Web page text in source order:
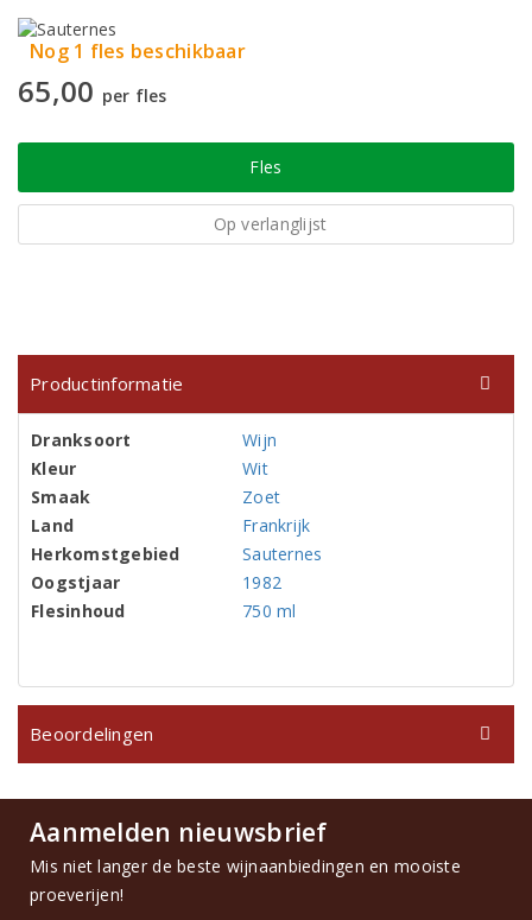
Nog 1 fles beschikbaar
65,00 per fles
Fles
Op verlanglijst
Productinformatie
Dranksoort
Wijn
Kleur
Wit
Smaak
Zoet
Land
Frankrijk
Herkomstgebied
Sauternes
Oogstjaar
1982
Flesinhoud
750 ml
Beoordelingen
Aanmelden nieuwsbrief
Mis niet langer de beste wijnaanbiedingen en mooiste
proeverijen!